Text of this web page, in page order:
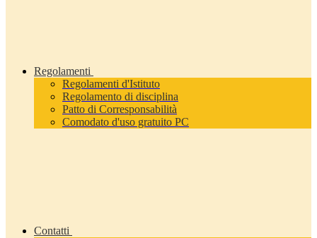
Regolamenti
Regolamenti d'Istituto
Regolamento di disciplina
Patto di Corresponsabilità
Comodato d'uso gratuito PC
Contatti